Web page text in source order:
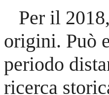
Per il
origini. Può
periodo
ricerca